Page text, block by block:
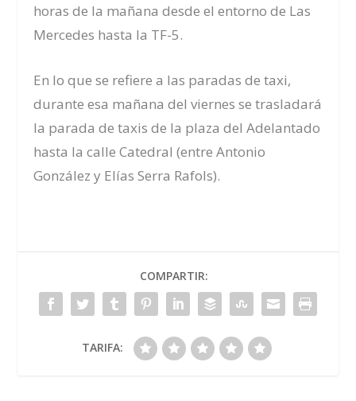
horas de la mañana desde el entorno de Las
Mercedes hasta la TF-5.
En lo que se refiere a las paradas de taxi,
durante esa mañana del viernes se trasladará
la parada de taxis de la plaza del Adelantado
hasta la calle Catedral (entre Antonio
González y Elías Serra Rafols).
COMPARTIR:
TARIFA: